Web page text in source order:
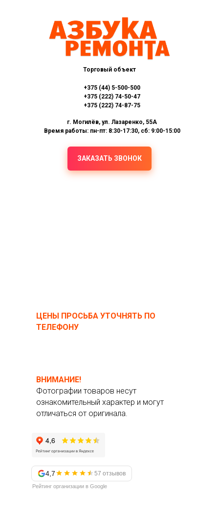
Торговый объект
+375 (44) 5-500-500
+375 (222) 74-50-47
+375 (222) 74-87-75
г. Могилёв, ул. Лазаренко, 55А
Время работы: пн-пт: 8:30-17:30, сб: 9:00-15:00
ЗАКАЗАТЬ ЗВОНОК
ЦЕНЫ ПРОСЬБА УТОЧНЯТЬ ПО
ТЕЛЕФОНУ
ВНИМАНИЕ!
Фотографии товаров несут
ознакомительный характер и могут
отличаться от оригинала.
4,7 57 отзывов
Рейтинг организации в Google